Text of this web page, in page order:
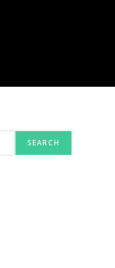
SEARCH